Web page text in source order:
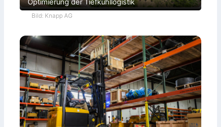
Optimierung der Tiefkühllogistik
Bild: Knapp AG